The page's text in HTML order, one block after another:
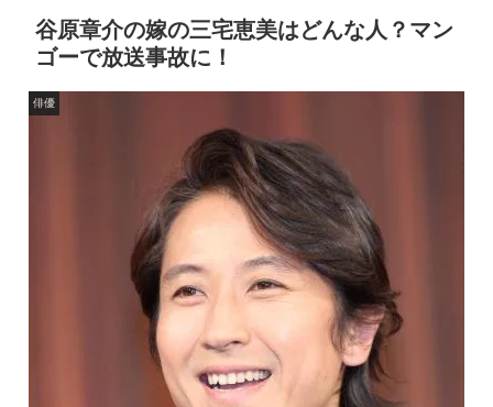
谷原章介の嫁の三宅恵美はどんな人？マン
ゴーで放送事故に！
俳優